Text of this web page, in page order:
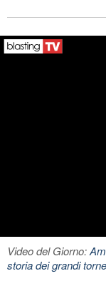
Video del Giorno:
storia dei grandi